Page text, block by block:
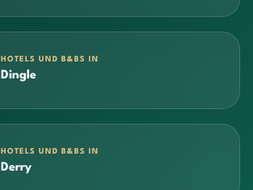
HOTELS UND B&BS IN
Dingle
HOTELS UND B&BS IN
Derry